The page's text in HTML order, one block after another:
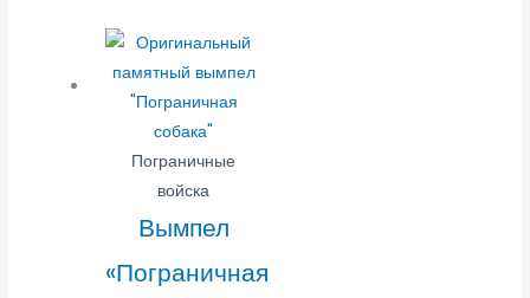
Пограничные
войска
Вымпел
«Пограничная